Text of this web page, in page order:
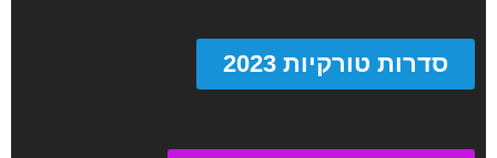
סדרות טורקיות 2023